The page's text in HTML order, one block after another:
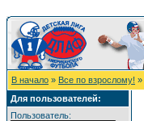
В начало » Все по взрослому! »
Для пользователей:
Пользователь: